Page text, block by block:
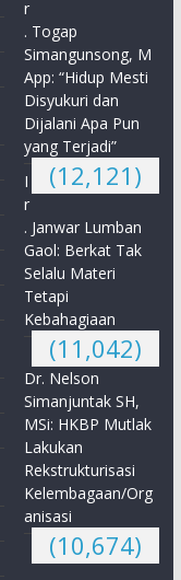
r
. Togap
Simangunsong, M
App: “Hidup Mesti
Disyukuri dan
Dijalani Apa Pun
yang Terjadi”
(12,121)
I
r
. Janwar Lumban
Gaol: Berkat Tak
Selalu Materi
Tetapi
Kebahagiaan
(11,042)
Dr. Nelson
Simanjuntak SH,
MSi: HKBP Mutlak
Lakukan
Rekstrukturisasi
Kelembagaan/Org
anisasi
(10,674)